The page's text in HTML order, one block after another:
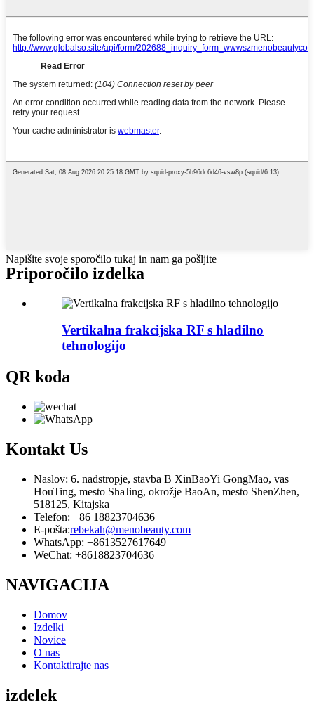
Napišite svoje sporočilo tukaj in nam ga pošljite
Priporočilo izdelka
Vertikalna frakcijska RF s hladilno
tehnologijo
QR koda
Kontakt Us
Naslov: 6. nadstropje, stavba B XinBaoYi GongMao, vas
HouTing, mesto ShaJing, okrožje BaoAn, mesto ShenZhen,
518125, Kitajska
Telefon: +86 18823704636
E-pošta:rebekah@menobeauty.com
WhatsApp: +8613527617649
WeChat: +8618823704636
NAVIGACIJA
Domov
Izdelki
Novice
O nas
Kontaktirajte nas
izdelek